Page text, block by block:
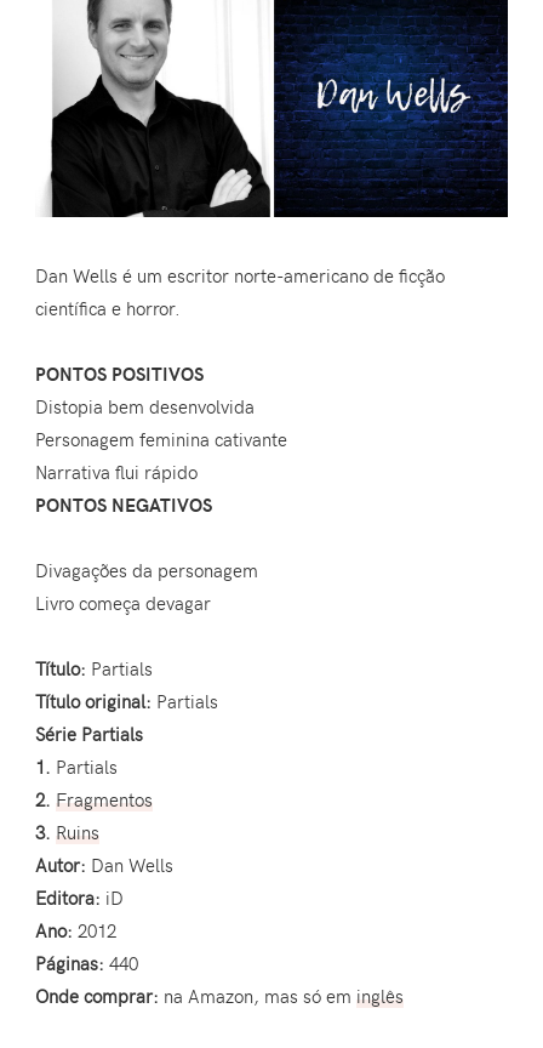
Dan Wells é um escritor norte-americano de ficção
científica e horror.
PONTOS POSITIVOS
Distopia bem desenvolvida
Personagem feminina cativante
Narrativa flui rápido
PONTOS NEGATIVOS
Divagações da personagem
Livro começa devagar
Título: Partials
Título original: Partials
Série Partials
1. Partials
2. Fragmentos
3. Ruins
Autor: Dan Wells
Editora: iD
Ano: 2012
Páginas: 440
Onde comprar: na Amazon, mas só em inglês